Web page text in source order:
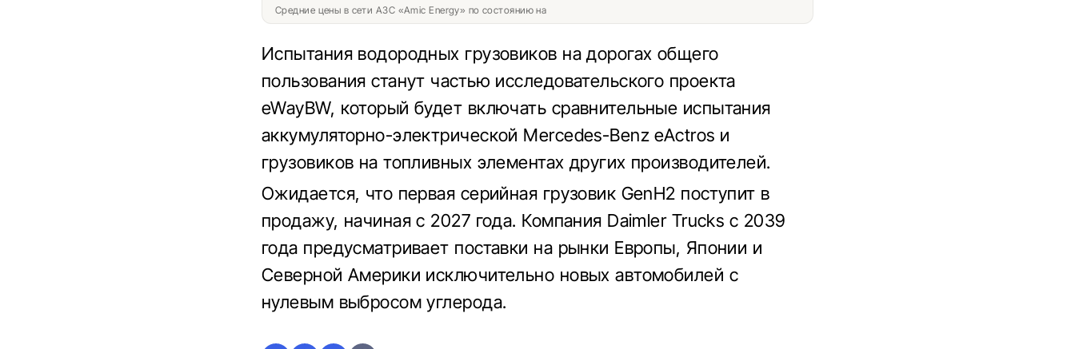
Средние цены в сети АЗС «Amic Energy» по состоянию на
Испытания водородных грузовиков на дорогах общего
пользования станут частью исследовательского проекта
eWayBW, который будет включать сравнительные испытания
аккумуляторно-электрической Mercedes-Benz eActros и
грузовиков на топливных элементах других производителей.
Ожидается, что первая серийная грузовик GenH2 поступит в
продажу, начиная с 2027 года. Компания Daimler Trucks с 2039
года предусматривает поставки на рынки Европы, Японии и
Северной Америки исключительно новых автомобилей с
нулевым выбросом углерода.